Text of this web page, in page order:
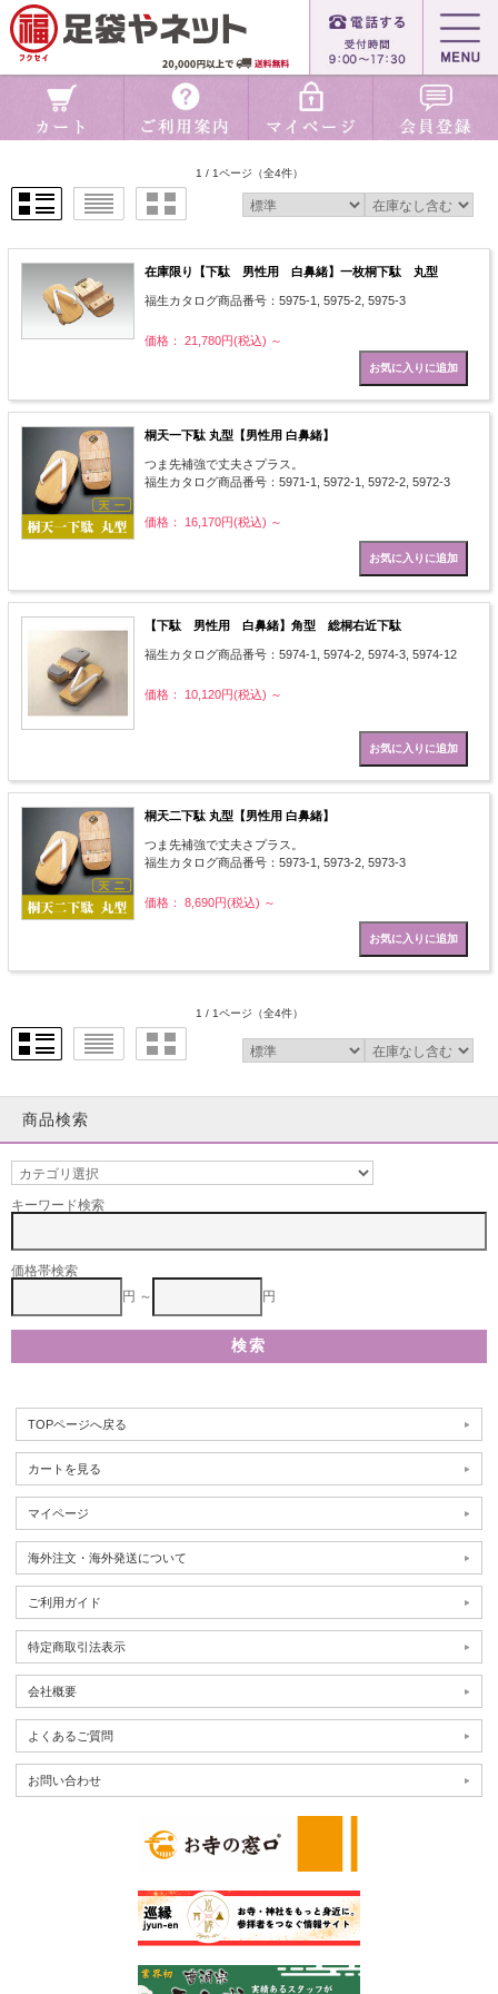
1 / 1ページ （全4件）
在庫限り【下駄 男性用 白鼻緒】一枚桐下駄 丸型
福生カタログ商品番号：5975-1, 5975-2, 5975-3
価格： 21,780円(税込) ～
桐天一下駄 丸型【男性用 白鼻緒】
つま先補強で丈夫さプラス。
福生カタログ商品番号：5971-1, 5972-1, 5972-2, 5972-3
価格： 16,170円(税込) ～
【下駄 男性用 白鼻緒】角型 総桐右近下駄
福生カタログ商品番号：5974-1, 5974-2, 5974-3, 5974-12
価格： 10,120円(税込) ～
桐天二下駄 丸型【男性用 白鼻緒】
つま先補強で丈夫さプラス。
福生カタログ商品番号：5973-1, 5973-2, 5973-3
価格： 8,690円(税込) ～
1 / 1ページ （全4件）
商品検索
キーワード検索
価格帯検索
円 ～
円
TOPページへ戻る
カートを見る
マイページ
海外注文・海外発送について
ご利用ガイド
特定商取引法表示
会社概要
よくあるご質問
お問い合わせ